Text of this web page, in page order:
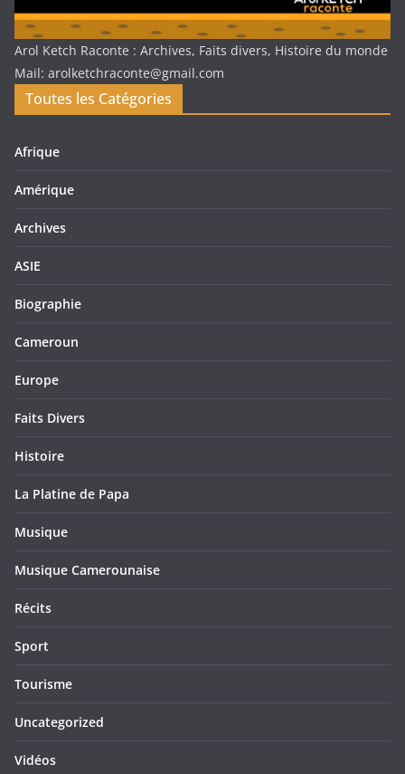
Arol Ketch Raconte : Archives, Faits divers, Histoire du monde
Mail: arolketchraconte@gmail.com
Toutes les Catégories
Afrique
Amérique
Archives
ASIE
Biographie
Cameroun
Europe
Faits Divers
Histoire
La Platine de Papa
Musique
Musique Camerounaise
Récits
Sport
Tourisme
Uncategorized
Vidéos